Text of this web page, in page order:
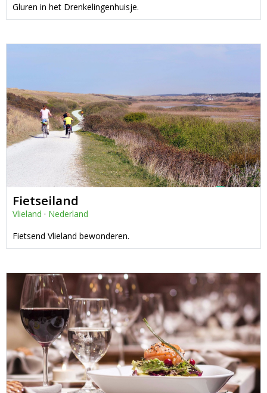
Gluren in het Drenkelingenhuisje.
Fietseiland
Vlieland · Nederland
Fietsend Vlieland bewonderen.